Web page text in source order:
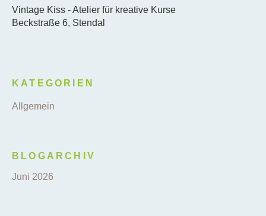
Vintage Kiss - Atelier für kreative Kurse
Beckstraße 6, Stendal
KATEGORIEN
Allgemein
BLOGARCHIV
Juni 2026